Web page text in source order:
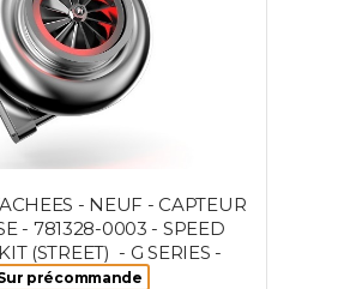
- NEUF - CAPTEUR
- 781328-0003 - SPEED
(STREET) - G SERIES -
précommande